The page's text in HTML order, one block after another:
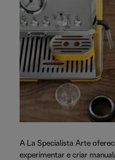
A La Specialista Arte
experimentar e criar